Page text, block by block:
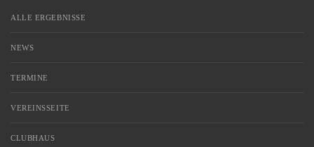
ALLE ERGEBNISSE
NEWS
TERMINE
VEREINSSEITE
CLUBHAUS